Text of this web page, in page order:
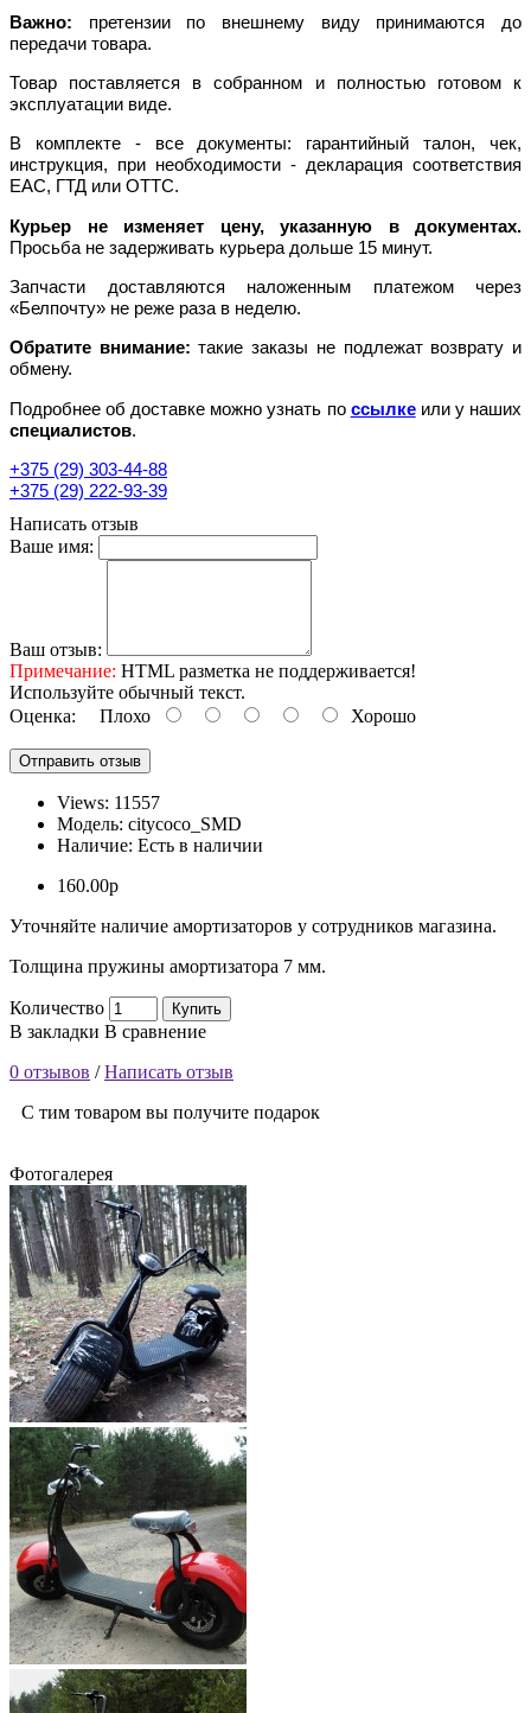
Важно: претензии по внешнему виду принимаются до
передачи товара.
Товар поставляется в собранном и полностью готовом к
эксплуатации виде.
В комплекте - все документы: гарантийный талон, чек,
инструкция, при необходимости - декларация соответствия
EAC, ГТД или ОТТС.
Курьер не изменяет цену, указанную в документах.
Просьба не задерживать курьера дольше 15 минут.
Запчасти доставляются наложенным платежом через
«Белпочту» не реже раза в неделю.
Обратите внимание: такие заказы не подлежат возврату и
обмену.
Подробнее об доставке можно узнать по ссылкеили у наших
специалистов.
+375 (29) 303-44-88
+375 (29) 222-93-39
Написать отзыв
Ваше имя:
Ваш отзыв:
Примечание: HTML разметка не поддерживается!
Используйте обычный текст.
Оценка: Плохо Хорошо
Отправить отзыв
Views: 11557
Модель: citycoco_SMD
Наличие: Есть в наличии
160.00р
Уточняйте наличие амортизаторов у сотрудников магазина.
Толщина пружины амортизатора 7 мм.
Количество Купить
В закладки В сравнение
0 отзывов /Написать отзыв
С тим товаром вы получите подарок
Фотогалерея